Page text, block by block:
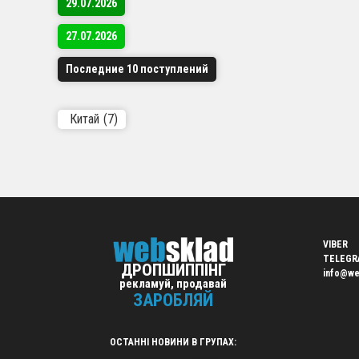
29.07.2026
27.07.2026
Последние 10 поступлений
Китай (7)
ДРОПШИППІНГ
рекламуй, продавай
ЗАРОБЛЯЙ
ОСТАННІ НОВИНИ В ГРУПАХ:
VIBER